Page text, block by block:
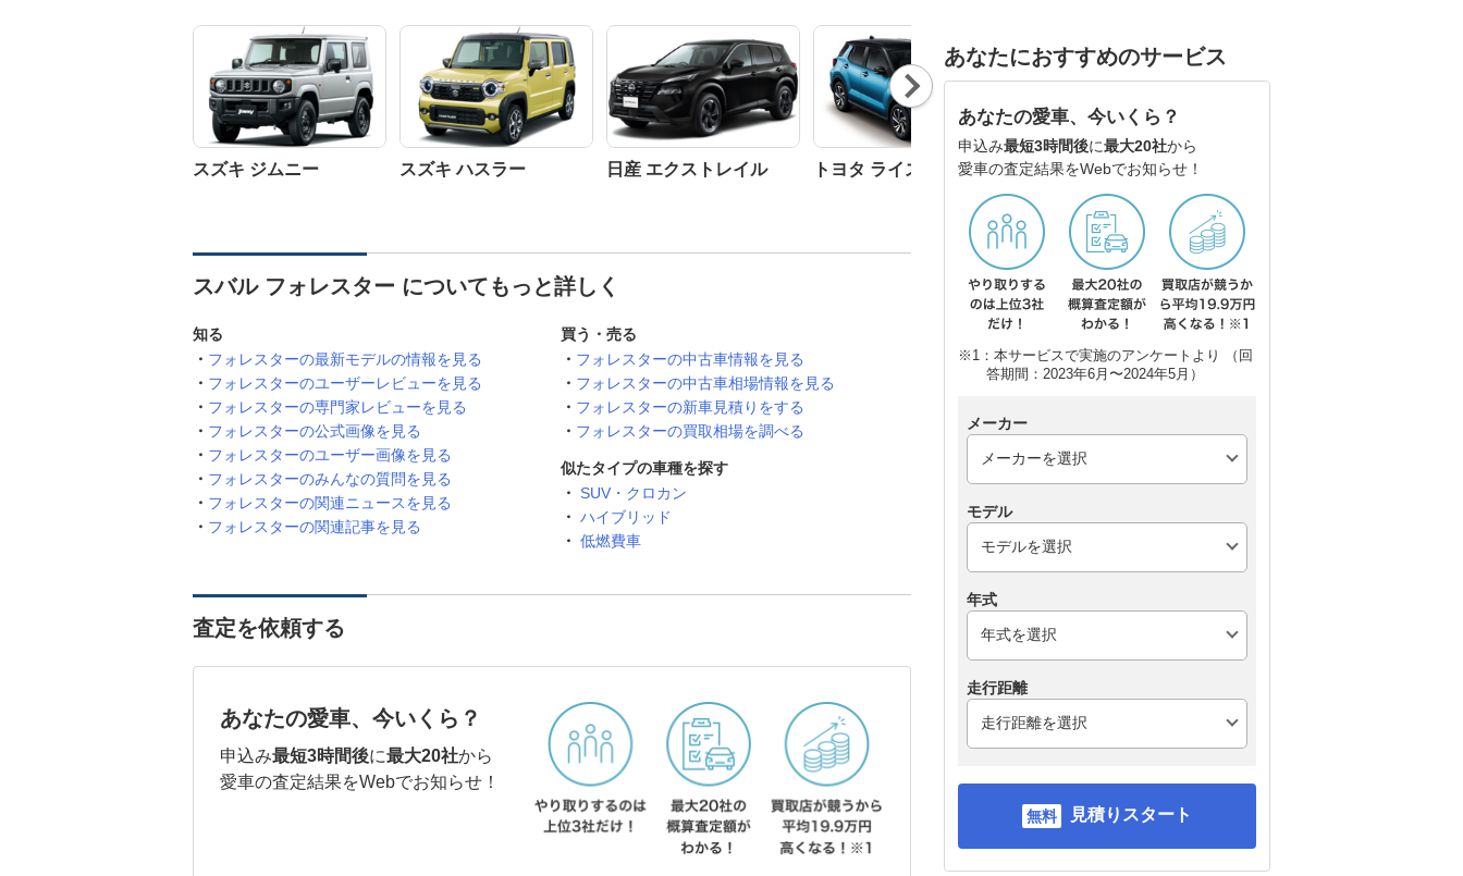
スズキ ジムニー スズキ ハスラー 日産 エクストレイル トヨタ ライズ
トヨタ ハリアーハイブ
リッド
Nex
t
スバル フォレスター についてもっと詳しく
知る
フォレスターの最新モデルの情報を見る
フォレスターのユーザーレビューを見る
フォレスターの専門家レビューを見る
フォレスターの公式画像を見る
フォレスターのユーザー画像を見る
フォレスターのみんなの質問を見る
フォレスターの関連ニュースを見る
フォレスターの関連記事を見る
買う・売る
フォレスターの中古車情報を見る
フォレスターの中古車相場情報を見る
フォレスターの新車見積りをする
フォレスターの買取相場を調べる
似たタイプの車種を探す
SUV・クロカン
ハイブリッド
低燃費車
査定を依頼する
あなたの愛車、今いくら？
申込み最短3時間後に最大20社から
愛車の査定結果をWebでお知らせ！
あなたにおすすめのサービス
あなたの愛車、今いくら？
申込み最短3時間後に最大20社から
愛車の査定結果をWebでお知らせ！
※1：本サービスで実施のアンケートより （回
答期間：2023年6月〜2024年5月）
メーカー
モデル
年式
走行距離
見積りスタート